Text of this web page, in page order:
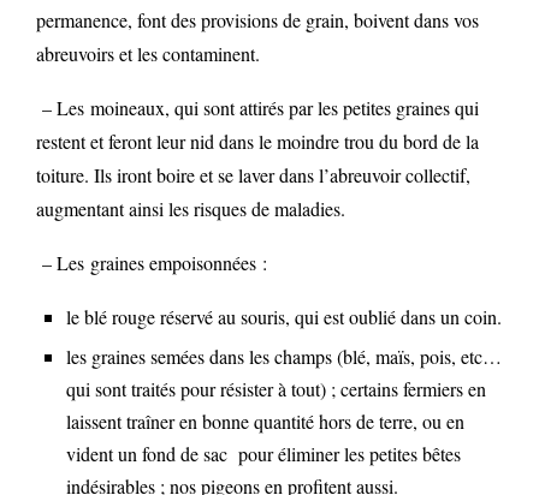
permanence, font des provisions de grain, boivent dans vos
abreuvoirs et les contaminent.
– Les moineaux, qui sont attirés par les petites graines qui
restent et feront leur nid dans le moindre trou du bord de la
toiture. Ils iront boire et se laver dans l’abreuvoir collectif,
augmentant ainsi les risques de maladies.
– Les graines empoisonnées :
le blé rouge réservé au souris, qui est oublié dans un coin.
les graines semées dans les champs (blé, maïs, pois, etc…
qui sont traités pour résister à tout) ; certains fermiers en
laissent traîner en bonne quantité hors de terre, ou en
vident un fond de sac pour éliminer les petites bêtes
indésirables ; nos pigeons en profitent aussi.